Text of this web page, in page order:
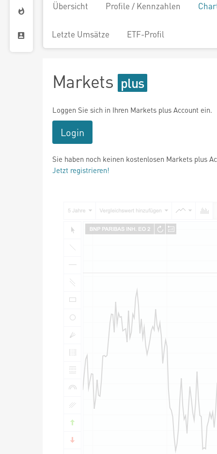
Übersicht Profile / Kennzahlen
Letzte Umsätze ETF-Profil
Markets
Loggen Sie sich in Ihren Markets plus Account ein.
Login
Sie haben noch keinen kostenlosen Markets plus
Jetzt registrieren!